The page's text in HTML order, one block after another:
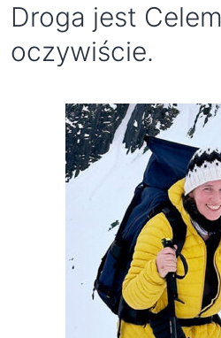
Droga jest
oczywiście.